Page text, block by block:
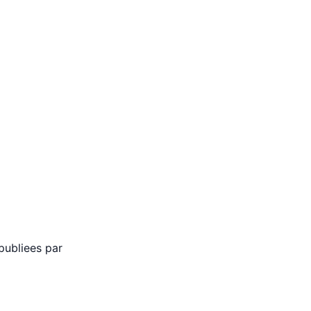
par